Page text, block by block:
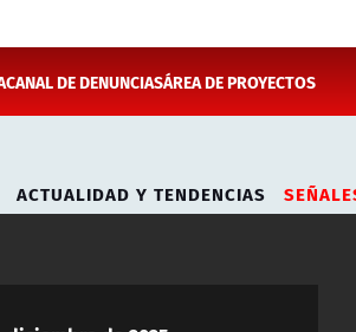
CANAL DE DENUNCIASÁREA DE PROYECTOS
ACTUALIDAD Y TENDENCIAS